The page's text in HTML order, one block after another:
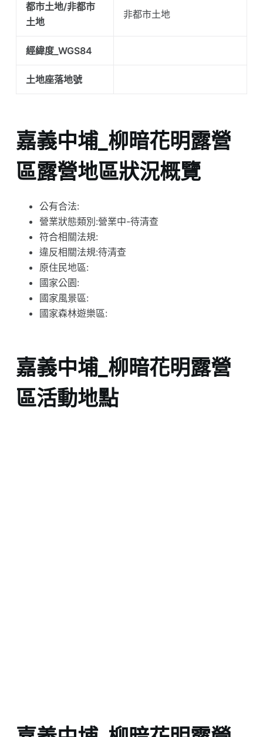
都市土地/非都市
土地
非都市土地
經緯度_WGS84
土地座落地號
嘉義中埔_柳暗花明露營
區露營地區狀況概覽
公有合法:
營業狀態類別:營業中-待清查
符合相關法規:
違反相關法規:待清查
原住民地區:
國家公園:
國家風景區:
國家森林遊樂區:
嘉義中埔_柳暗花明露營
區活動地點